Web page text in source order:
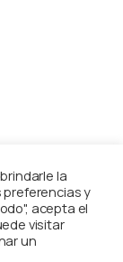
reservados
la
preferencias y
acepta el
visitar
un